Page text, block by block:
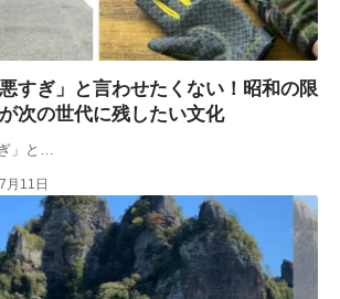
すぎ」と言わせたくない！昭和の限
次の世代に残したい文化
」と…
月11日